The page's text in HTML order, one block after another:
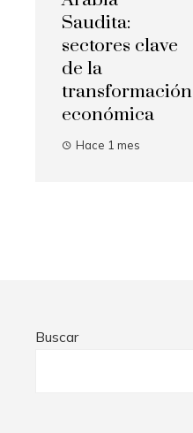
Saudita:
sectores clave
de la
transformación
económica
Hace 1 mes
Buscar